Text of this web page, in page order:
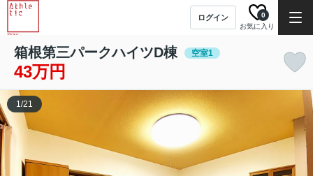
ログイン
お気に入り
0
箱根第三パークハイツD棟 空室1
43万円
1/21